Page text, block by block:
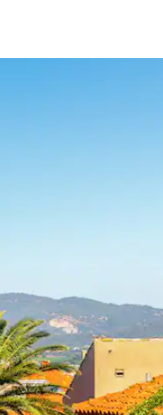
istražujte dodirom ili